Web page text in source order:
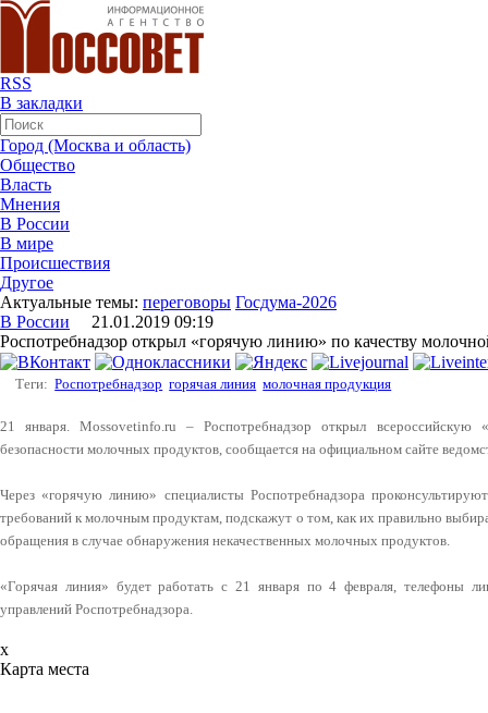
RSS
В закладки
Город (Москва и область)
Общество
Власть
Мнения
В России
В мире
Происшествия
Другое
Актуальные темы: переговоры Госдума-2026
В России 21.01.2019 09:19
Роспотребнадзор открыл «горячую линию» по качеству
Теги: Роспотребнадзор горячая линия молочная продукция
21 января. Mossovetinfo.ru – Роспотребнадзор открыл
безопасности молочных продуктов, сообщается на официальном сайте
Через «горячую линию» специалисты Роспотребнадзора
требований к молочным продуктам, подскажут о том, как их правильно
обращения в случае обнаружения некачественных молочных продуктов.
«Горячая линия» будет работать с 21 января по 4 февраля, телефоны
управлений Роспотребнадзора.
x
Карта места